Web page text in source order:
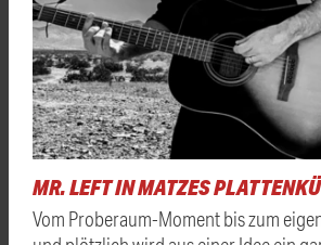
MR. LEFT IN MATZES
Vom Proberaum-Moment bis zum